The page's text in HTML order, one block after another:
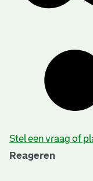
Stel een vraag of
Reageren